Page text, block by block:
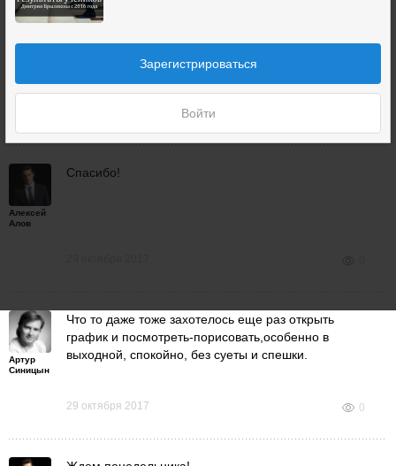
Зарегистрироваться
Войти
Дмитрий
Уровни не проверял, но в целом правильно.
Алексей
Алов
Спасибо!
Артур
Синицын
Что то даже тоже захотелось еще раз открыть
график и посмотреть-порисовать,особенно в
выходной, спокойно, без суеты и спешки.
29 октября 2017 0